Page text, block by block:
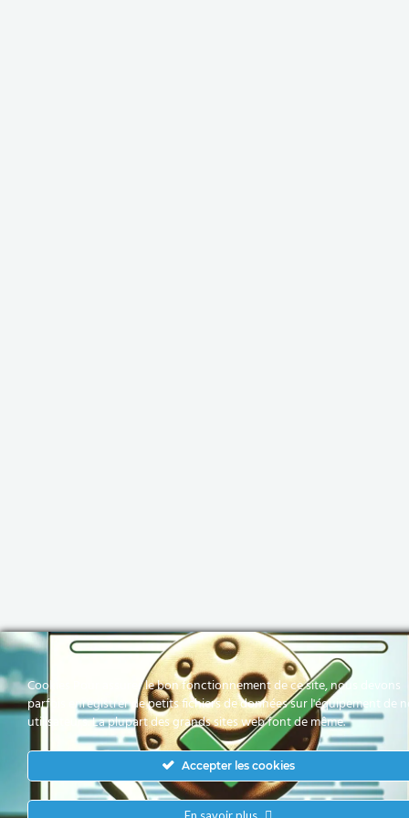
Cookies Pour assurer le bon fonctionnement de ce site, nous devons
parfois enregistrer de petits fichiers de données sur l'équipement de
utilisateurs. La plupart des grands sites web font de même.
Accepter les cookies